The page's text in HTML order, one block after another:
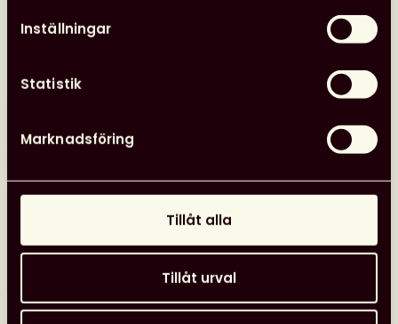
Inställningar
Statistik
Marknadsföring
Tillåt alla
Tillåt urval
24 juni, 2026